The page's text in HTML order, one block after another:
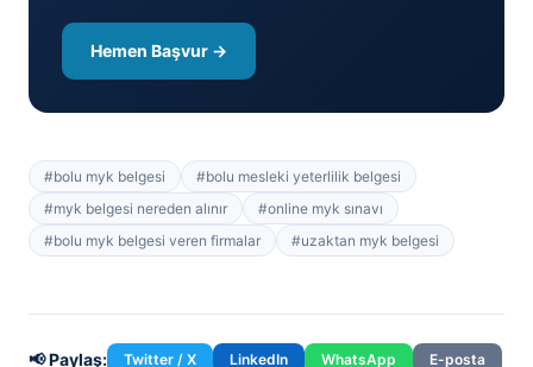
Hemen Başvur →
#bolu myk belgesi #bolu mesleki yeterlilik belgesi
#myk belgesi nereden alınır #online myk sınavı
#bolu myk belgesi veren firmalar #uzaktan myk belgesi
📢 Paylaş: Twitter / X LinkedIn WhatsApp E-posta